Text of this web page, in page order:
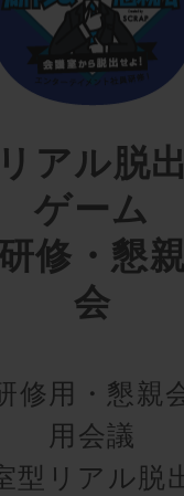
リアル脱
ゲーム
修・懇
会
修用・懇親
用会議
型リアル脱